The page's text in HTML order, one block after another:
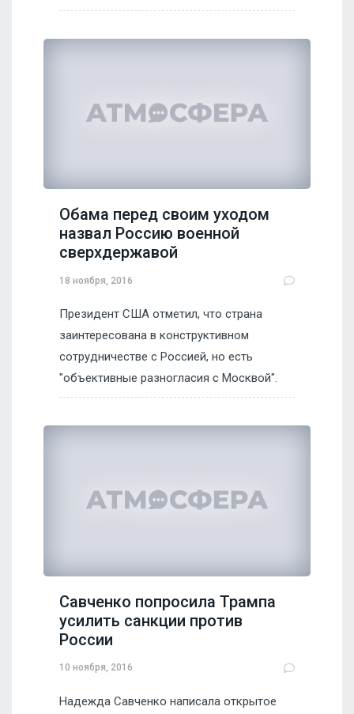
Обама перед своим уходом
назвал Россию военной
сверхдержавой
18 ноября, 2016
Президент США отметил, что страна
заинтересована в конструктивном
сотрудничестве с Россией, но есть
"объективные разногласия с Москвой".
Савченко попросила Трампа
усилить санкции против
России
10 ноября, 2016
Надежда Савченко написала открытое